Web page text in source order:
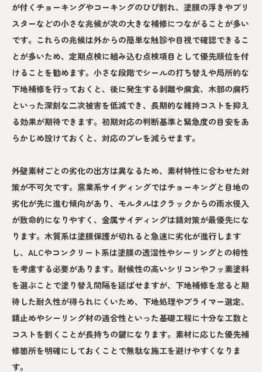
が付くチョーキングやコーキングのひび割れ、塗膜の浮きやブリ
スターなどの小さな兆候が次の大きな補修につながることが多い
です。これらの兆候は外からの簡単な触診や目視で確認できるこ
とが多いため、定期点検に組み込む点検項目として優先順位を付
けることを勧めます。小さな段階でシールの打ち替えや局所的な
下地補修を行っておくと、後に発生する剥離や腐食、木部の腐朽
といった深刻な二次被害を低減でき、長期的な維持コストを抑え
る効果が期待できます。初期対応の判断基準と緊急度の目安をあ
らかじめ設けておくと、対応のブレを減らせます。
外壁素材ごとの劣化の出方は異なるため、素材特性に合わせた対
策が不可欠です。窯業系サイディングではチョーキングと目地の
劣化が先に進む傾向があり、モルタルはクラックからの雨水侵入
が致命的になりやすく、金属サイディングは錆対策が最優先にな
ります。木質系は塗膜保護が切れると急速に劣化が進行します
し、ALCやコンクリート系は塗膜の透湿性やシーリングとの相性
を考慮する必要があります。耐候性の高いシリコンやフッ素塗料
を選ぶことで塗り替え間隔を延ばせますが、下地補修を怠ると期
待した耐久性が得られにくいため、下地処理やプライマー選定、
錆止めやシーリング材の適合性といった基礎工程に十分な工数と
コストを割くことが長持ちの鍵になります。素材に応じた優先補
修箇所を明確にしておくことで無駄な施工を避けやすくなりま
す。